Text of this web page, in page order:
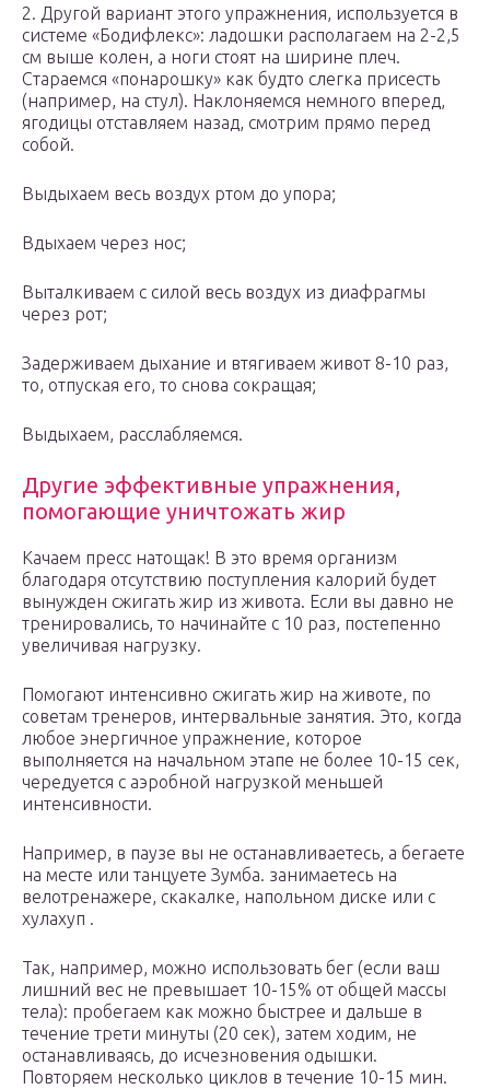
2. Другой вариант этого упражнения, используется в
системе «Бодифлекс»: ладошки располагаем на 2-2,5
см выше колен, а ноги стоят на ширине плеч.
Стараемся «понарошку» как будто слегка присесть
(например, на стул). Наклоняемся немного вперед,
ягодицы отставляем назад, смотрим прямо перед
собой.
Выдыхаем весь воздух ртом до упора;
Вдыхаем через нос;
Выталкиваем с силой весь воздух из диафрагмы
через рот;
Задерживаем дыхание и втягиваем живот 8-10 раз,
то, отпуская его, то снова сокращая;
Выдыхаем, расслабляемся.
Другие эффективные упражнения,
помогающие уничтожать жир
Качаем пресс натощак! В это время организм
благодаря отсутствию поступления калорий будет
вынужден сжигать жир из живота. Если вы давно не
тренировались, то начинайте с 10 раз, постепенно
увеличивая нагрузку.
Помогают интенсивно сжигать жир на животе, по
советам тренеров, интервальные занятия. Это, когда
любое энергичное упражнение, которое
выполняется на начальном этапе не более 10-15 сек,
чередуется с аэробной нагрузкой меньшей
интенсивности.
Например, в паузе вы не останавливаетесь, а бегаете
на месте или танцуете Зумба. занимаетесь на
велотренажере, скакалке, напольном диске или с
хулахуп .
Так, например, можно использовать бег (если ваш
лишний вес не превышает 10-15% от общей массы
тела): пробегаем как можно быстрее и дальше в
течение трети минуты (20 сек), затем ходим, не
останавливаясь, до исчезновения одышки.
Повторяем несколько циклов в течение 10-15 мин.